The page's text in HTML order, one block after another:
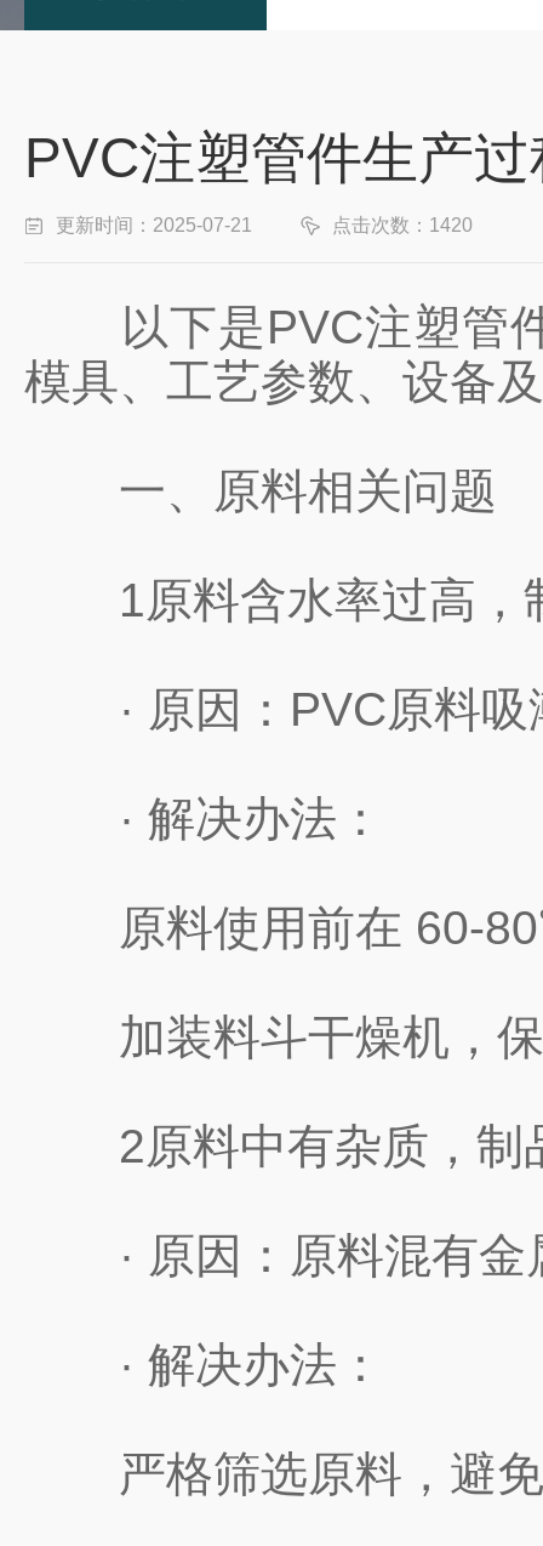
PVC注塑管件生产
更新时间：2025-07-21 点击次数：1420
以下是PVC注塑管件
模具、工艺参数、设备
一、原料相关问题
1原料含水率过高，
· 原因：PVC原料吸
· 解决办法：
原料使用前在 60-
加装料斗干燥机，保
2原料中有杂质，制
· 原因：原料混有金
· 解决办法：
严格筛选原料，避免